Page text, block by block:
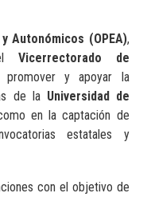
Autonómicos (OPEA),
Vicerrectorado de
y apoyar la
de la Universidad de
en la captación de
estatales y
con el objetivo de